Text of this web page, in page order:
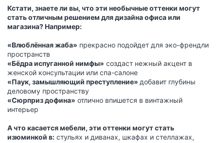
Кстати, знаете ли вы, что эти необычные оттенки могут
стать отличным решением для дизайна офиса или
магазина? Например:
«Влюблённая жаба» прекрасно подойдет для эко-френдли
пространств
«Бёдра испуганной нимфы» создаст нежный акцент в
женской консультации или спа-салоне
«Паук, замышляющий преступление» добавит глубины
деловому пространству
«Сюрприз дофина» отлично впишется в винтажный
интерьер
А что касается мебели, эти оттенки могут стать
изюминкой в: стульях и диванах, шкафах и стеллажах,